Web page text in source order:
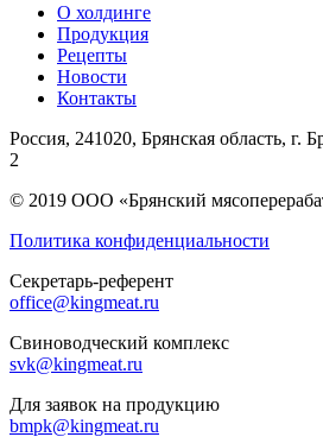
О холдинге
Продукция
Рецепты
Новости
Контакты
Россия, 241020, Брянская область, г.
2
© 2019 ООО «Брянский
Политика конфиденциальности
Секретарь-референт
office@kingmeat.ru
Свиноводческий комплекс
svk@kingmeat.ru
Для заявок на продукцию
bmpk@kingmeat.ru